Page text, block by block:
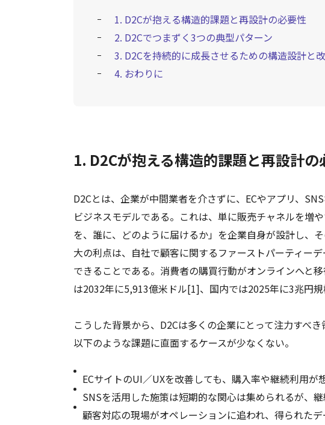
1. D2Cが抱える構造的課題と再設計の必要性
2. D2Cでつまずく3つの典型パターン
3. D2Cを持続的に成長させるための構造設計と
4. おわりに
1. D2Cが抱える構造的課題と再設計の
D2Cとは、企業が中間業者を介さずに、ECやアプリ、
ビジネスモデルである。これは、単に販売チャネルを増
を、誰に、どのように届けるか」を企業自身が設計し、
大の利点は、自社で顧客に関するファーストパーティー
できることである。消費者の購買行動がオンラインへと
は2032年に5,913億米ドル[1]、国内では2025年に3兆円
こうした背景から、D2Cは多くの企業にとって注力すべ
以下のような課題に直面するケースが少なくない。
ECサイトのUI／UXを改善しても、購入率や継続利用が
SNSを活用した施策は短期的な関心は集められるが、
顧客対応の現場がオペレーションに追われ、得られた